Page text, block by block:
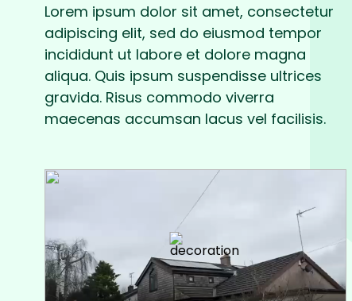
Lorem ipsum dolor sit amet, consectetur
adipiscing elit, sed do eiusmod tempor
incididunt ut labore et dolore magna
aliqua. Quis ipsum suspendisse ultrices
gravida. Risus commodo viverra
maecenas accumsan lacus vel facilisis.